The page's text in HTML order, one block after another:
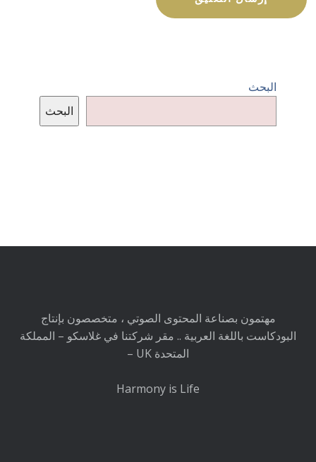
البحث
البحث
مهتمون بصناعة المحتوى الصوتي ، متخصصون بإنتاج
البودكاست باللغة العربية .. مقر شركتنا في غلاسكو – المملكة
المتحدة UK –
Harmony is Life